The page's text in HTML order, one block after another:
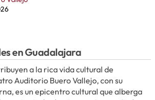
en Guadalajara
a la rica vida cultural de
Auditorio Buero Vallejo, con su
es un epicentro cultural que alberga